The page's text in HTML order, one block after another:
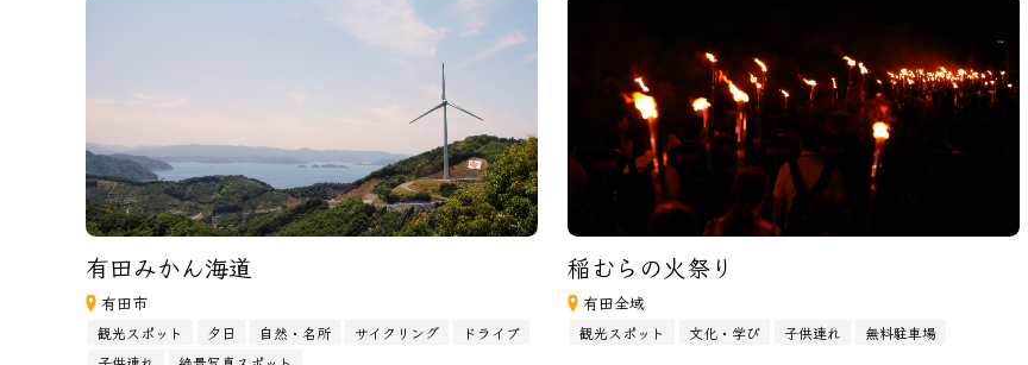
有田みかん海道
有田市
観光スポット 夕日 自然・名所 サイクリング
ドライブ
稲むらの火祭り
有田全域
観光スポット 文化・学び 子供連れ 無料駐車場